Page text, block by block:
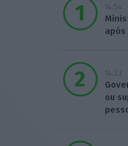
14:54
após
14:33
ou